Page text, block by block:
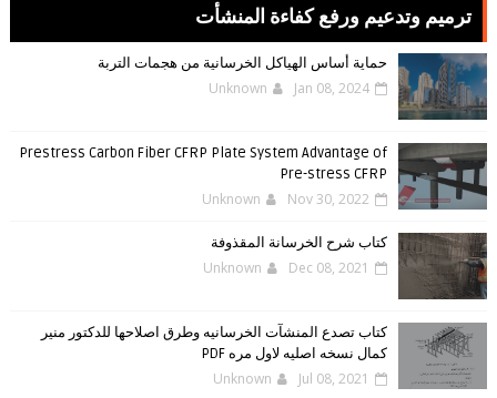
ترميم وتدعيم ورفع كفاءة المنشأت
حماية أساس الهياكل الخرسانية من هجمات التربة
Unknown Jan 08, 2024
Prestress Carbon Fiber CFRP Plate System Advantage of
Pre-stress CFRP
Unknown Nov 30, 2022
كتاب شرح الخرسانة المقذوفة
Unknown Dec 08, 2021
كتاب تصدع المنشآت الخرسانيه وطرق اصلاحها للدكتور منير
كمال نسخه اصليه لاول مره PDF
Unknown Jul 08, 2021